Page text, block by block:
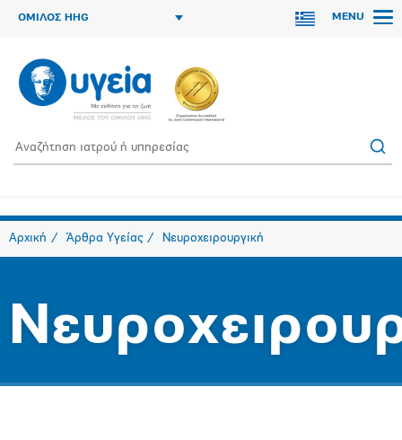
ΟΜΙΛΟΣ HHG MENU
Αρχική Άρθρα Υγείας Νευροχειρουργική